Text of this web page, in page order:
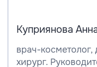
Куприянова
врач-косметолог,
хирург.